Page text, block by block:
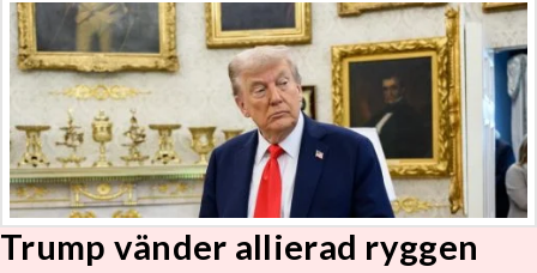
Trump vänder allierad ryggen